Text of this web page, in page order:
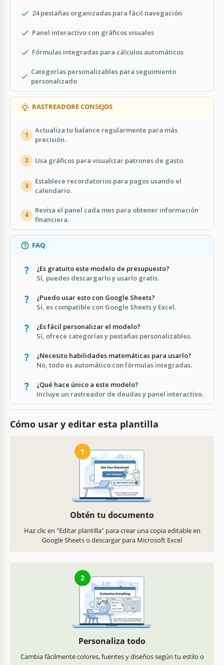
24 pestañas organizadas para fácil navegación
Panel interactivo con gráficos visuales
Fórmulas integradas para cálculos automáticos
Categorías personalizables para seguimiento
personalizado
RASTREADORE CONSEJOS
1
Actualiza tu balance regularmente para más
precisión.
2 Usa gráficos para visualizar patrones de gasto.
3
Establece recordatorios para pagos usando el
calendario.
4
Revisa el panel cada mes para obtener información
financiera.
FAQ
¿Es gratuito este modelo de presupuesto?
Sí, puedes descargarlo y usarlo gratis.
¿Puedo usar esto con Google Sheets?
Sí, es compatible con Google Sheets y Excel.
¿Es fácil personalizar el modelo?
Sí, ofrece categorías y pestañas personalizables.
¿Necesito habilidades matemáticas para usarlo?
No, todo es automático con fórmulas integradas.
¿Qué hace único a este modelo?
Incluye un rastreador de deudas y panel interactivo.
Cómo usar y editar esta plantilla
1
Obtén tu documento
Haz clic en "Editar plantilla" para crear una copia editable en
Google Sheets o descargar para Microsoft Excel
2
Personaliza todo
Cambia fácilmente colores, fuentes y diseños según tu estilo o